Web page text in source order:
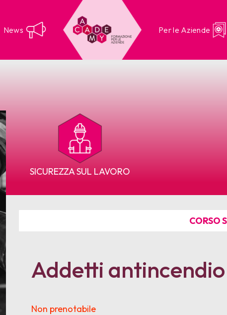
News Per le Aziende
SICUREZZA SUL LAVORO
CORSO
Addetti antincendio
Non prenotabile